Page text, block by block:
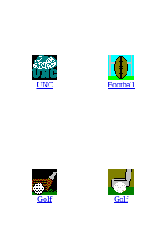
UNC Football
Golf Golf